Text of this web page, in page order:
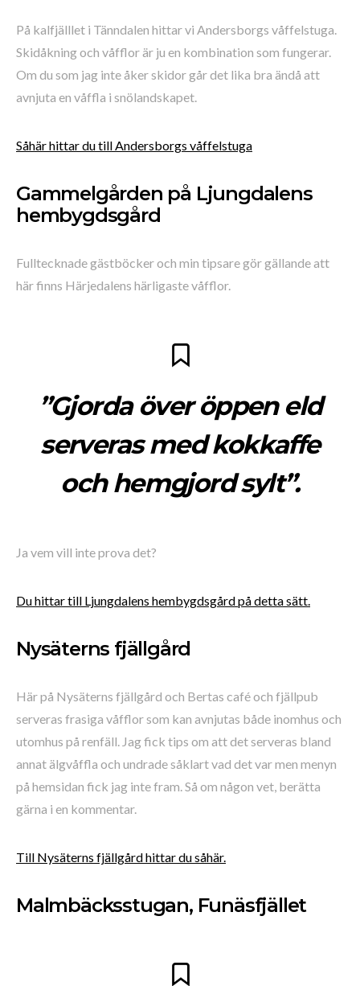
På kalfjälllet i Tänndalen hittar vi Andersborgs våffelstuga.
Skidåkning och våfflor är ju en kombination som fungerar.
Om du som jag inte åker skidor går det lika bra ändå att
avnjuta en våffla i snölandskapet.
Såhär hittar du till Andersborgs våffelstuga
Gammelgården på Ljungdalens
hembygdsgård
Fulltecknade gästböcker och min tipsare gör gällande att
här finns Härjedalens härligaste våfflor.
”Gjorda över öppen eld
serveras med kokkaffe
och hemgjord sylt”.
Ja vem vill inte prova det?
Du hittar till Ljungdalens hembygdsgård på detta sätt.
Nysäterns fjällgård
Här på Nysäterns fjällgård och Bertas café och fjällpub
serveras frasiga våfflor som kan avnjutas både inomhus och
utomhus på renfäll. Jag fick tips om att det serveras bland
annat älgvåffla och undrade såklart vad det var men menyn
på hemsidan fick jag inte fram. Så om någon vet, berätta
gärna i en kommentar.
Till Nysäterns fjällgård hittar du såhär.
Malmbäcksstugan, Funäsfjället